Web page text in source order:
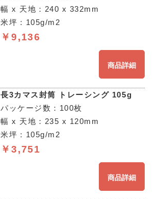
幅 x 天地：240 x 332mm
米坪：105g/m2
￥9,136
商品詳細
長3カマス封筒 トレーシング 105g
パッケージ数：100枚
幅 x 天地：235 x 120mm
米坪：105g/m2
￥3,751
商品詳細